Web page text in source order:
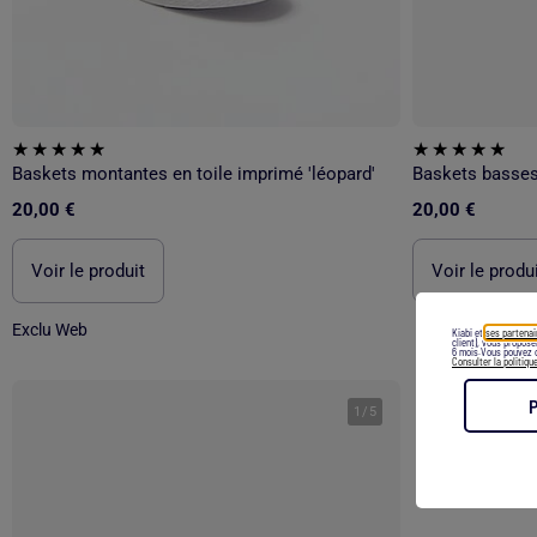
Kiabi et ses
client), vous
6 mois.Vous pouvez
Consulter la
Baskets montantes en toile imprimé 'léopard'
20,00 €
Voir le produit
Exclu Web
Baskets basses
20,00 €
Voir le
1 / 5